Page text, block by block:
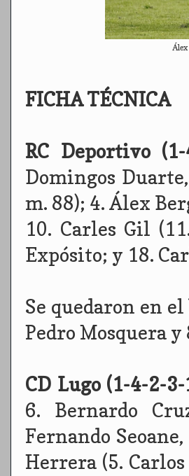
Álex
FICHA TÉCNICA
RC Deportivo (1-
Domingos
m. 88); 4. Álex
10. Carles Gil
Expósito; y 18.
Se quedaron en
Pedro Mosquera y
CD Lugo (1-4-2-3-
6. Bernardo
Fernando
Herrera (5.